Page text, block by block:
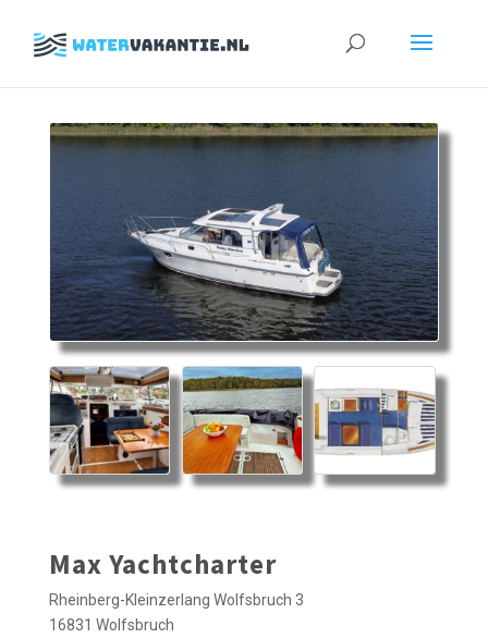
Zoeken
Max Yachtcharter
Rheinberg-Kleinzerlang Wolfsbruch 3
16831 Wolfsbruch